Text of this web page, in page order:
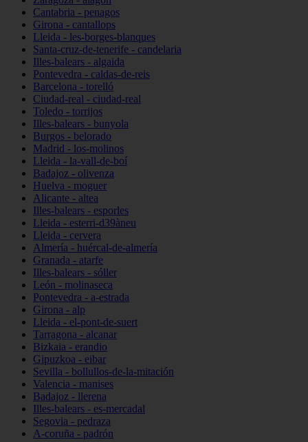
Cantabria - penagos
Girona - cantallops
Lleida - les-borges-blanques
Santa-cruz-de-tenerife - candelaria
Illes-balears - algaida
Pontevedra - caldas-de-reis
Barcelona - torelló
Ciudad-real - ciudad-real
Toledo - torrijos
Illes-balears - bunyola
Burgos - belorado
Madrid - los-molinos
Lleida - la-vall-de-boí
Badajoz - olivenza
Huelva - moguer
Alicante - altea
Illes-balears - esporles
Lleida - esterri-d39àneu
Lleida - cervera
Almería - huércal-de-almería
Granada - atarfe
Illes-balears - sóller
León - molinaseca
Pontevedra - a-estrada
Girona - alp
Lleida - el-pont-de-suert
Tarragona - alcanar
Bizkaia - erandio
Gipuzkoa - eibar
Sevilla - bollullos-de-la-mitación
Valencia - manises
Badajoz - llerena
Illes-balears - es-mercadal
Segovia - pedraza
A-coruña - padrón